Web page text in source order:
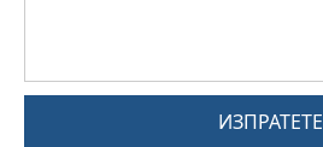
ИЗПРАТЕТЕ